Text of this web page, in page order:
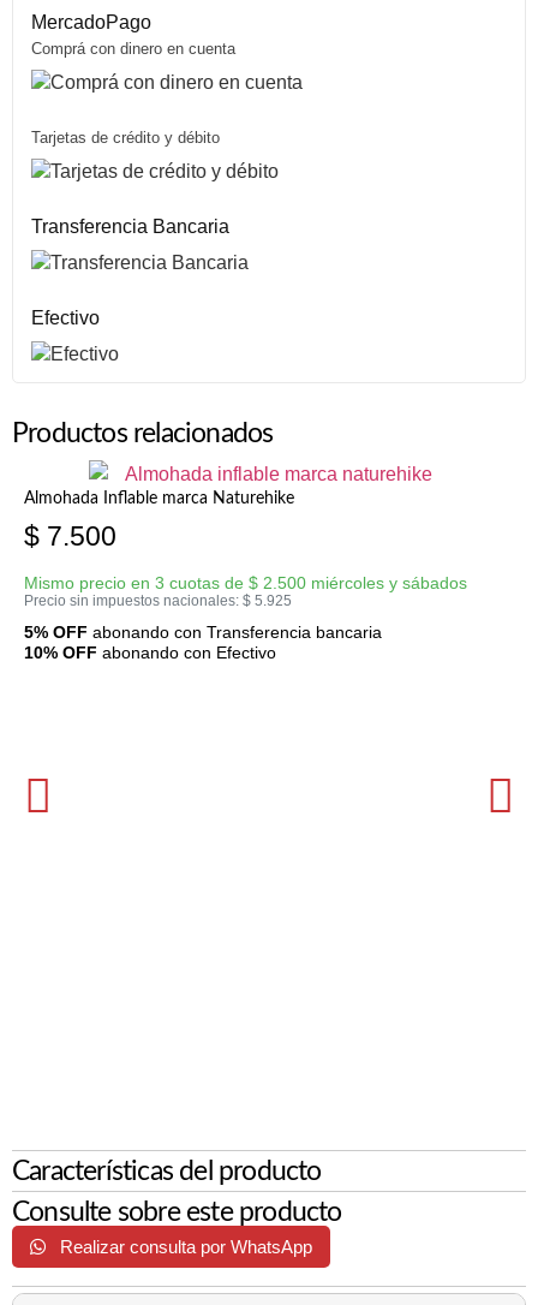
MercadoPago
Comprá con dinero en cuenta
Tarjetas de crédito y débito
Transferencia Bancaria
Efectivo
Productos relacionados
Almohada Inflable marca Naturehike
$ 7.500
Mismo precio en 3 cuotas de $ 2.500 miércoles y sábados
Precio sin impuestos nacionales: $ 5.925
5% OFF abonando con Transferencia bancaria
10% OFF abonando con Efectivo
Características del producto
Consulte sobre este producto
Realizar consulta por WhatsApp